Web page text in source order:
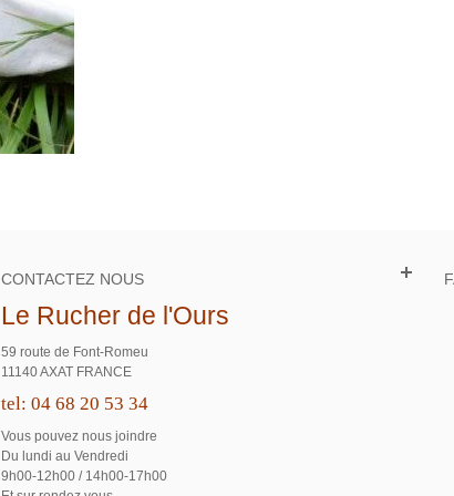
CONTACTEZ NOUS
Le Rucher de l'Ours
59 route de Font-Romeu
11140 AXAT FRANCE
tel: 04 68 20 53 34
Vous pouvez nous joindre
Du lundi au Vendredi
9h00-12h00 / 14h00-17h00